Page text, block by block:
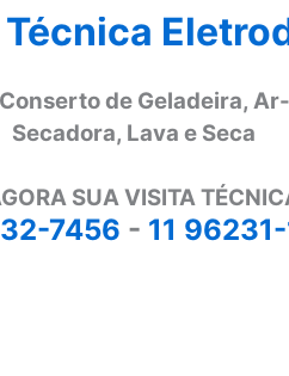
de Geladeira,
Secadora, Lava e Seca
SUA VISITA
7456 - 11